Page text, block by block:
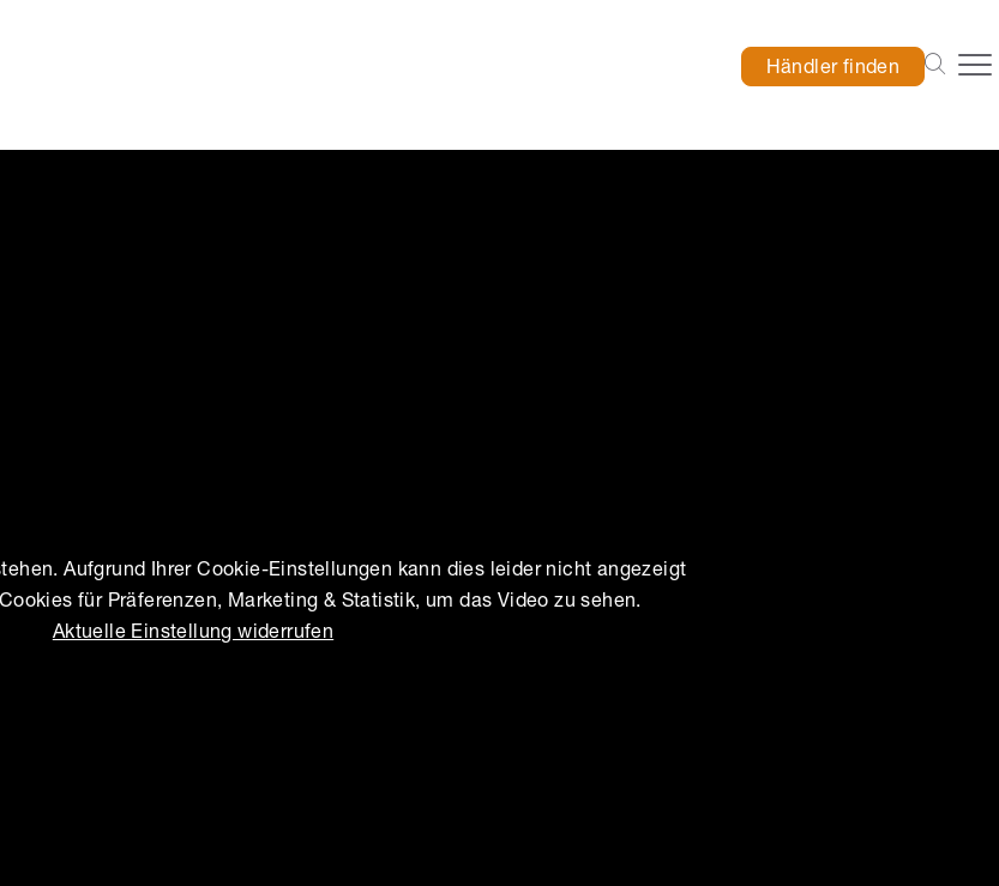
Händler finden
Aufgrund Ihrer Cookie-Einstellungen kann dies leider nicht angezeigt
für Präferenzen, Marketing & Statistik, um das Video zu sehen.
Aktuelle Einstellung widerrufen